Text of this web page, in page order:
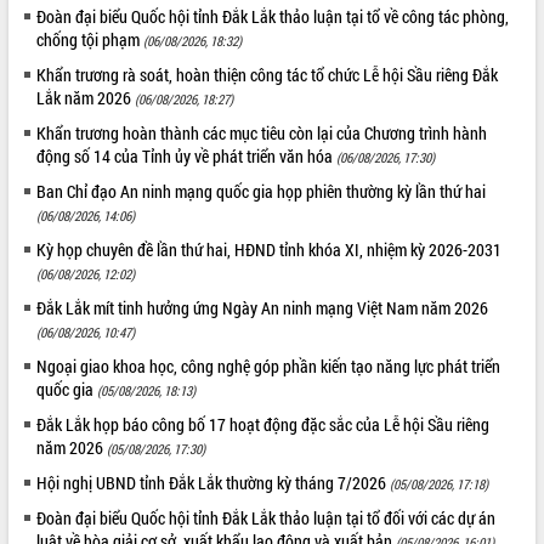
Hội thảo khoa học “Giải pháp thúc đẩy
phát triển nền kinh tế xanh tại tỉnh
Đắk Lắk”
Tăng cường giám sát, đôn đốc thực
hiện nhiệm vụ quản lý tài sản công
hàng tuần
Tháo gỡ những vướng mắc, đẩy mạnh
công tác cải cách thủ tục hành chính
tại Trung tâm Phục vụ hành chính
công tỉnh
Đắk Lắk: Tôn vinh 46 giải pháp tại Hội
thi Sáng tạo Kỹ thuật 2024 - 2025
Đắk Lắk rà soát, điều chỉnh Đề án 190
về phát triển nuôi trồng thủy sản
Phó Chủ tịch UBND tỉnh Đắk Lắk
Trương Công Thái kiểm tra thực địa
Dự án cao tốc Khánh Hòa - Buôn Ma
Định vị cà phê Việt Nam như một “di
sản sống” trong dòng chảy toàn cầu
Đoàn đại biểu Quốc hội tỉnh Đắk Lắk thảo luận tại tổ về công tác phòng,
chống tội phạm (06/08/2026, 18:32)
Khẩn trương rà soát, hoàn thiện công tác tổ chức Lễ hội Sầu riêng Đắk
Lắk năm 2026 (06/08/2026, 18:27)
Khẩn trương hoàn thành các mục tiêu còn lại của Chương trình hành
động số 14 của Tỉnh ủy về phát triển văn hóa (06/08/2026, 17:30)
Ban Chỉ đạo An ninh mạng quốc gia họp phiên thường kỳ lần thứ hai
(06/08/2026, 14:06)
Kỳ họp chuyên đề lần thứ hai, HĐND tỉnh khóa XI, nhiệm kỳ 2026-2031
(06/08/2026, 12:02)
Đắk Lắk mít tinh hưởng ứng Ngày An ninh mạng Việt Nam năm 2026
(06/08/2026, 10:47)
Ngoại giao khoa học, công nghệ góp phần kiến tạo năng lực phát triển
quốc gia (05/08/2026, 18:13)
Đắk Lắk họp báo công bố 17 hoạt động đặc sắc của Lễ hội Sầu riêng
năm 2026 (05/08/2026, 17:30)
Hội nghị UBND tỉnh Đắk Lắk thường kỳ tháng 7/2026 (05/08/2026, 17:18)
Đoàn đại biểu Quốc hội tỉnh Đắk Lắk thảo luận tại tổ đối với các dự án